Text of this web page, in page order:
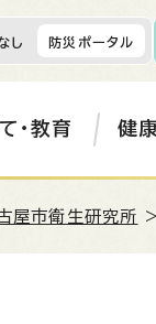
し 防災ポータル
・教育 健
屋市衛生研究所